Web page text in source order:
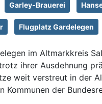
Garley-Brauerei
Flugplatz Gardelegen
im Altmarkkreis
ihrer Ausdehnung
weit verstreut in der
Kommunen der